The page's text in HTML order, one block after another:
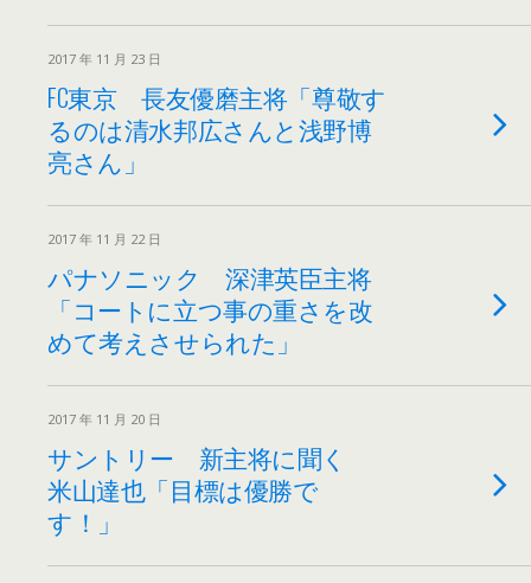
2017 年 11 月 23 日
FC東京 長友優磨主将「尊敬す
るのは清水邦広さんと浅野博
亮さん」
2017 年 11 月 22 日
パナソニック 深津英臣主将
「コートに立つ事の重さを改
めて考えさせられた」
2017 年 11 月 20 日
サントリー 新主将に聞く
米山達也「目標は優勝で
す！」